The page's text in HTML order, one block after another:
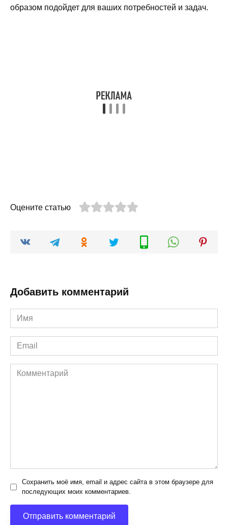
образом подойдет для ваших потребностей и задач.
Оцените статью
Добавить комментарий
Имя
*
Email
*
Комментарий
Сохранить моё имя, email и адрес сайта в этом браузере для
последующих моих комментариев.